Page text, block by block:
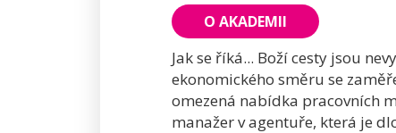
O AKADEMII
Jak se říká... Boží cesty jsou
ekonomického směru se
omezená nabídka pracovních
manažer v agentuře, která je